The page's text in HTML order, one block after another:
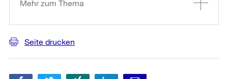
Mehr zum Thema
Seite drucken